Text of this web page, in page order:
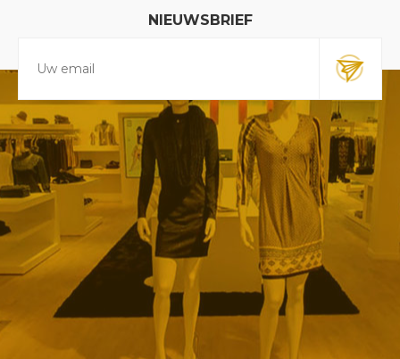
NIEUWSBRIEF